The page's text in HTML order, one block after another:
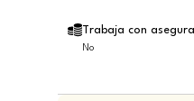
Trabaja con
No